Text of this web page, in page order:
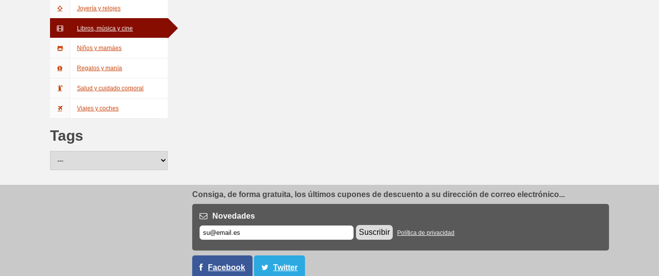
Joyería y relojes
Libros, música y cine
Niños y mamáes
Regalos y manía
Salud y cuidado corporal
Viajes y coches
Tags
Consiga, de forma gratuita, los últimos cupones de descuento a su dirección de correo electrónico...
Novedades
Suscribir
Política de privacidad
Facebook Twitter